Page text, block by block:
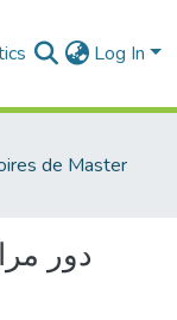
Log In
de Master
دور